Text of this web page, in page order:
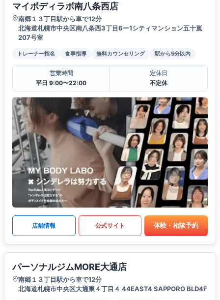
マイボディラボ南八条西店
南郷１３丁目駅から車で12分
北海道札幌市中央区南八条西3丁目6ー1シティマンション五十嵐
207号室
トレーナー指名 食事指導 無料カウンセリング 駅から5分以内
営業時間
平日 9:00〜22:00
定休日
不定休
店舗情報 公式サイト 体験・相談予約
パーソナルジムMORE大通店
南郷１３丁目駅から車で12分
北海道札幌市中央区大通東４丁目４ 44EAST4 SAPPORO BLD4F